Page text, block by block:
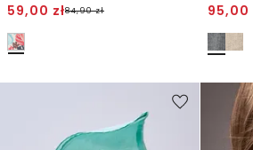
59,00 zł84,90zł
95,00